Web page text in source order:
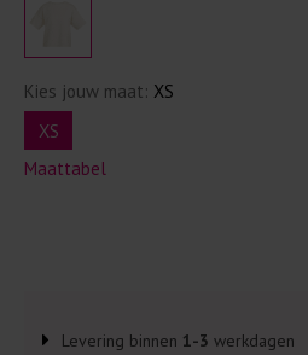
Kies jouw maat: XS
XS
Maattabel
Levering binnen 1-3 werkdagen